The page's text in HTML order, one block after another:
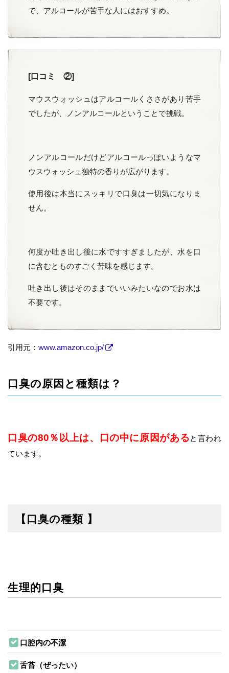
で、アルコールが苦手な人にはおすすめ。
[口コミ ②]
マウスウォッシュはアルコールくささがあり苦手
でしたが、ノンアルコールということで挑戦。
ノンアルコールだけどアルコールっぽいようなマ
ウスウォッシュ独特の香りが広がります。
使用後は本当にスッキリで口臭は一切気になりま
せん。
何度か吐き出し後に水ですすぎましたが、水を口
に含むとものすごく苦味を感じます。
吐き出し後はそのままでいいみたいなのでお水は
不要です。
引用元： www.amazon.co.jp/
口臭の原因と種類は？
口臭の80％以上は、口の中に原因があると言われ
ています。
【口臭の種類 】
生理的口臭
口腔内の不潔
舌苔（ぜったい）